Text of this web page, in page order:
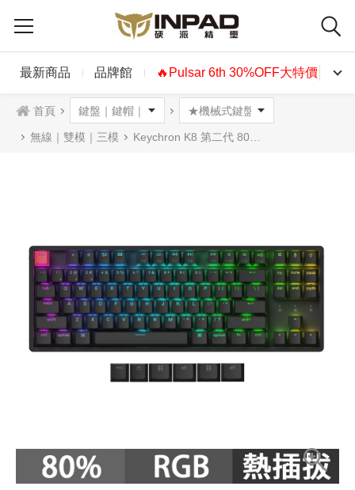
最新商品 品牌館 🔥Pulsar 6th 30%OFF大特價🔥
首頁
無線｜雙模｜三模 Keychron K8 第二代 80% QMK無線機械式鍵盤 RGB 紅軸 茶軸 香蕉軸 英文 (熱插拔)